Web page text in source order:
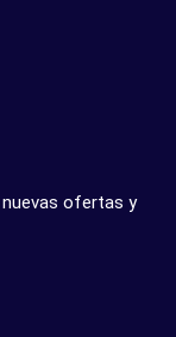
ofertas y